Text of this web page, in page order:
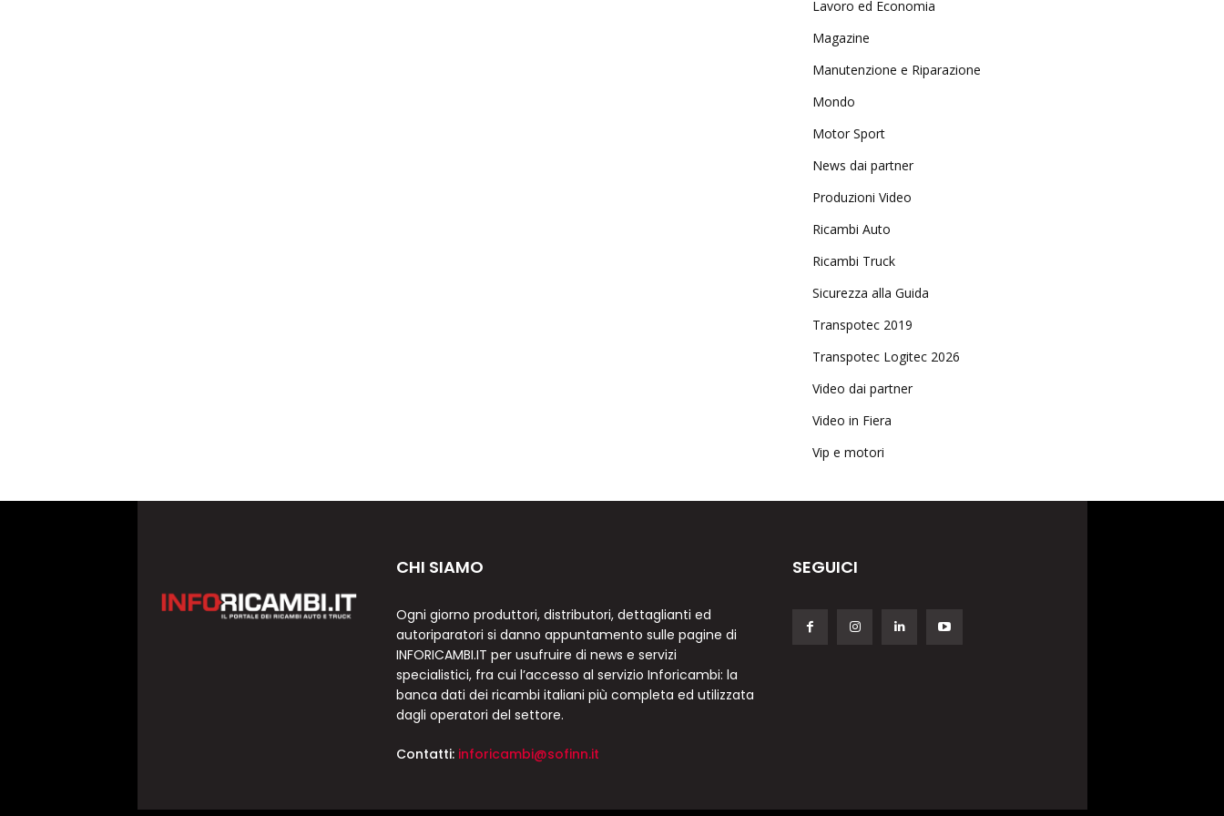
Lavoro ed Economia
Magazine
Manutenzione e Riparazione
Mondo
Motor Sport
News dai partner
Produzioni Video
Ricambi Auto
Ricambi Truck
Sicurezza alla Guida
Transpotec 2019
Transpotec Logitec 2026
Video dai partner
Video in Fiera
Vip e motori
CHI SIAMO
Ogni giorno produttori, distributori, dettaglianti ed
autoriparatori si danno appuntamento sulle pagine di
INFORICAMBI.IT per usufruire di news e servizi
specialistici, fra cui l’accesso al servizio Inforicambi: la
banca dati dei ricambi italiani più completa ed utilizzata
dagli operatori del settore.
Contatti: inforicambi@sofinn.it
SEGUICI